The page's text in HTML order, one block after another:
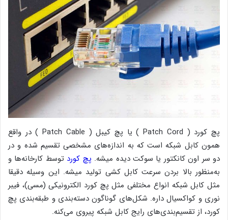
پچ کورد ( Patch Cord ) یا پچ کیبل ( Patch Cable ) در واقع
همون کابل شبکه است که به اندازه‌های مشخصی تقسیم شده و در
دو سر اون کانکتور یا سوکت دیده میشه. پچ کورد توسط کارخانه‌ها و
به‌منظور بالا بردن سرعت کابل کشی تولید میشه. این وسیله دقیقا
مثل کابل شبکه انواع مختلفی مثل پچ کورد الکترونیکی (مسی)، فیبر
نوری و کواکسیال داره. شکل‌های گوناگون دسته‌بندی و طبقه‌بندی پچ
کورد، از تقسیم‌بندی‌های رایج کابل شبکه پیروی می‌کنه.